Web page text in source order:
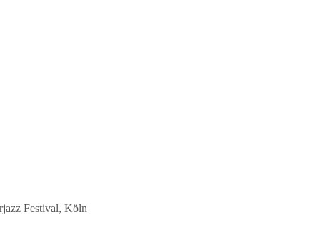
Festival, Köln